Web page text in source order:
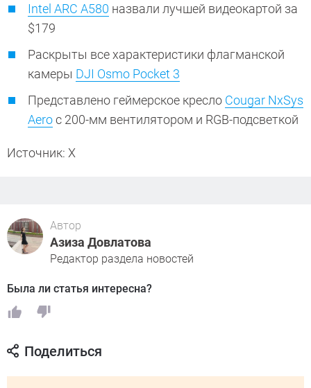
Intel ARC A580 назвали лучшей видеокартой за
$179
Раскрыты все характеристики флагманской
камеры DJI Osmo Pocket 3
Представлено геймерское кресло Cougar NxSys
Aeroс 200-мм вентилятором и RGB-подсветкой
Источник: X
Автор
Азиза Довлатова
Редактор раздела новостей
Была ли статья интересна?
Поделиться